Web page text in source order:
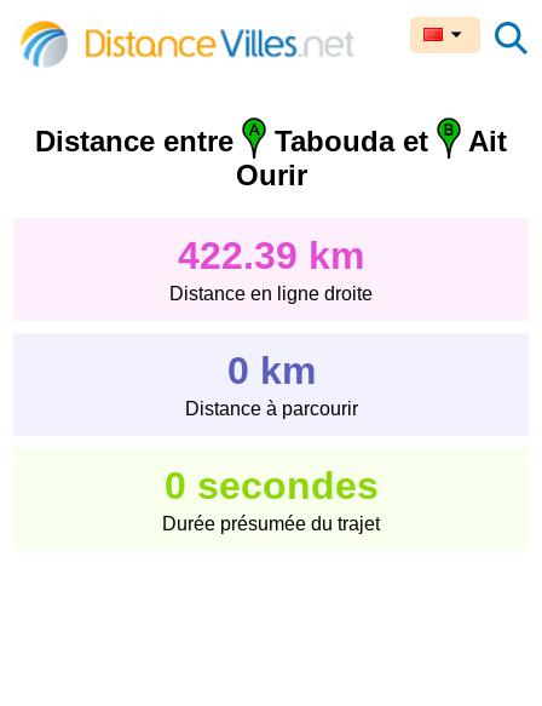
Distance entre Tabouda et
Ait
Ourir
422.39 km
Distance en ligne droite
0 km
Distance à parcourir
0 secondes
Durée présumée du trajet